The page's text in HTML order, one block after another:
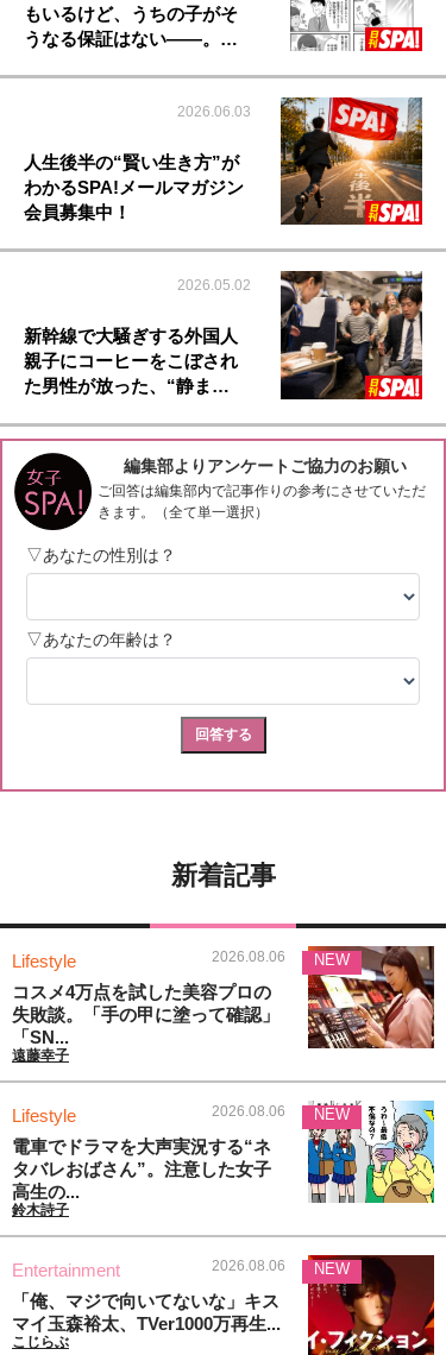
もいるけど、うちの子がそ
うなる保証はない――。…
2026.06.03
人生後半の“賢い生き方”が
わかるSPA!メールマガジン
会員募集中！
2026.05.02
新幹線で大騒ぎする外国人
親子にコーヒーをこぼされ
た男性が放った、“静ま…
新着記事
Lifestyle 2026.08.06
コスメ4万点を試した美容プロの
失敗談。「手の甲に塗って確認」
「SN...
遠藤幸子
NEW
Lifestyle 2026.08.06
電車でドラマを大声実況する“ネ
タバレおばさん”。注意した女子
高生の...
鈴木詩子
NEW
Entertainment 2026.08.06
「俺、マジで向いてないな」キス
マイ玉森裕太、TVer1000万再生...
こじらぶ
NEW